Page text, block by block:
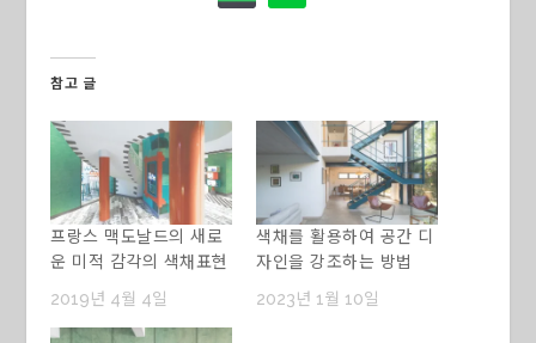
참고 글
프랑스 맥도날드의 새로
운 미적 감각의 색채표현
2019년 4월 4일
색채를 활용하여 공간 디
자인을 강조하는 방법
2023년 1월 10일